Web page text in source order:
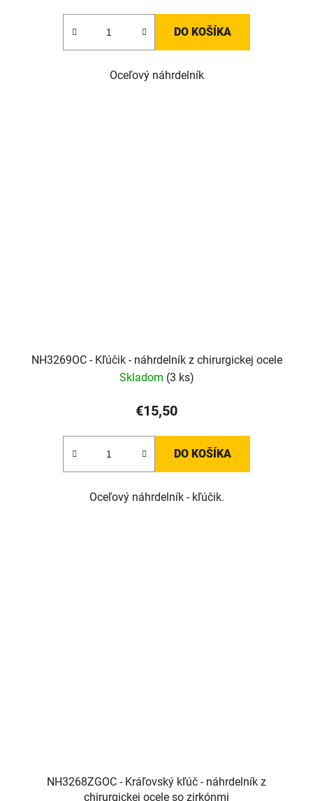
DO KOŠÍKA
Oceľový náhrdelník
NH3269OC - Kľúčik - náhrdelník z chirurgickej ocele
Skladom (3 ks)
€15,50
DO KOŠÍKA
Oceľový náhrdelník - kľúčik.
NH3268ZGOC - Kráľovský kľúč - náhrdelník z
chirurgickej ocele so zirkónmi